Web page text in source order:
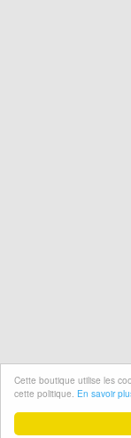
Cette boutique utilise les
cette politique. En savoir